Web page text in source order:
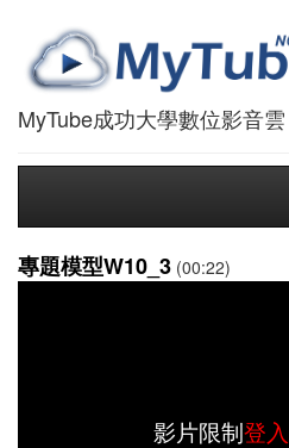
MyTube成功大學數位影音雲
專題模型W10_3 (00:22)
影片限制登入